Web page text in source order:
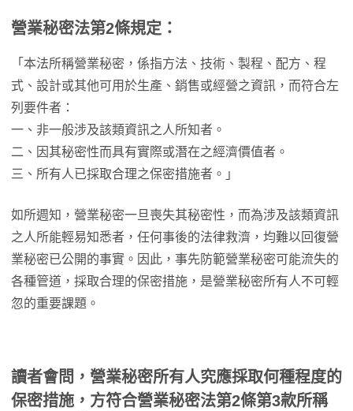
營業秘密法第2條規定：
「本法所稱營業秘密，係指方法、技術、製程、配方、程
式、設計或其他可用於生產、銷售或經營之資訊，而符合左
列要件者：
一、非一般涉及該類資訊之人所知者。
二、因其秘密性而具有實際或潛在之經濟價值者。
三、所有人已採取合理之保密措施者。」
如所週知，營業秘密一旦喪失其秘密性，而為涉及該類資訊
之人所能輕易知悉者，任何事後的法律救濟，均難以回復營
業秘密已公開的事實。因此，事先防範營業秘密可能流失的
各種管道，採取合理的保密措施，是營業秘密所有人不可輕
忽的重要課題。
讀者會問，營業秘密所有人究應採取何種程度的
保密措施，方符合營業秘密法第2條第3款所稱